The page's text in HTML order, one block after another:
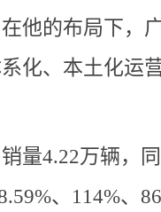
他的布局下，
化、本土化运
量4.22万辆，
、114%、